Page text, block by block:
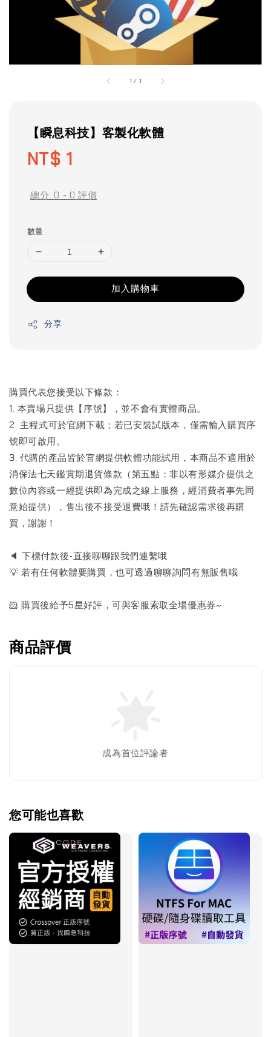
1 / 1
【瞬息科技】客製化軟體
Regular
NT$ 1
總分: 0 - 0 評價
數量
加入購物車
分享
購買代表您接受以下條款：
1. 本賣場只提供【序號】，並不會有實體商品。
2. 主程式可於官網下載；若已安裝試版本，僅需輸入購買序
號即可啟用。
3. 代購的產品皆於官網提供軟體功能試用，本商品不適用於
消保法七天鑑賞期退貨條款（第五點：非以有形媒介提供之
數位內容或一經提供即為完成之線上服務，經消費者事先同
意始提供），售出後不接受退費哦！請先確認需求後再購
買，謝謝！
🔈 下標付款後-直接聊聊跟我們連繫哦
💡 若有任何軟體要購買，也可透過聊聊詢問有無販售哦
🐹 購買後給予5星好評，可與客服索取全場優惠券~
商品評價
成為首位評論者
您可能也喜歡